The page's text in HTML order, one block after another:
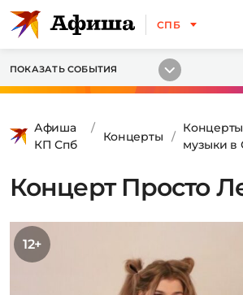
СПБ
ПОКАЗАТЬ СОБЫТИЯ
Афиша
КП Спб
Концерты
музыки в
Концерт Просто
12+